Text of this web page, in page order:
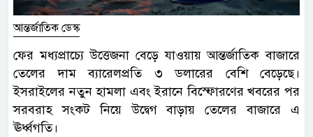
আন্তর্জাতিক ডেস্ক
ফের মধ্যপ্রাচ্যে উত্তেজনা বেড়ে যাওয়ায় আন্তর্জাতিক বাজারে
তেলের দাম ব্যারেলপ্রতি ৩ ডলারের বেশি বেড়েছে।
ইসরাইলের নতুন হামলা এবং ইরানে বিস্ফোরণের খবরের পর
সরবরাহ সংকট নিয়ে উদ্বেগ বাড়ায় তেলের বাজারে এ
ঊর্ধ্বগতি।